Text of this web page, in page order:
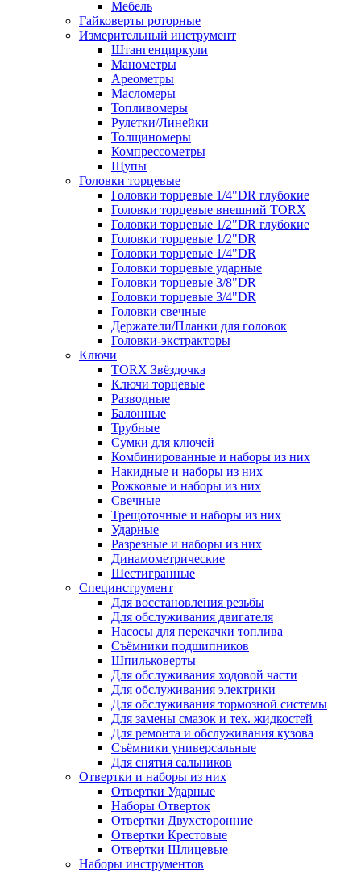
Мебель
Гайковерты роторные
Измерительный инструмент
Штангенциркули
Манометры
Ареометры
Масломеры
Топливомеры
Рулетки/Линейки
Толщиномеры
Компрессометры
Щупы
Головки торцевые
Головки торцевые 1/4"DR глубокие
Головки торцевые внешний TORX
Головки торцевые 1/2"DR глубокие
Головки торцевые 1/2"DR
Головки торцевые 1/4"DR
Головки торцевые ударные
Головки торцевые 3/8"DR
Головки торцевые 3/4"DR
Головки свечные
Держатели/Планки для головок
Головки-экстракторы
Ключи
TORX Звёздочка
Ключи торцевые
Разводные
Балонные
Трубные
Сумки для ключей
Комбинированные и наборы из них
Накидные и наборы из них
Рожковые и наборы из них
Свечные
Трещоточные и наборы из них
Ударные
Разрезные и наборы из них
Динамометрические
Шестигранные
Специнструмент
Для восстановления резьбы
Для обслуживания двигателя
Насосы для перекачки топлива
Съёмники подшипников
Шпильковерты
Для обслуживания ходовой части
Для обслуживания электрики
Для обслуживания тормозной системы
Для замены смазок и тех. жидкостей
Для ремонта и обслуживания кузова
Съёмники универсальные
Для снятия сальников
Отвертки и наборы из них
Отвертки Ударные
Наборы Отверток
Отвертки Двухсторонние
Отвертки Крестовые
Отвертки Шлицевые
Наборы инструментов